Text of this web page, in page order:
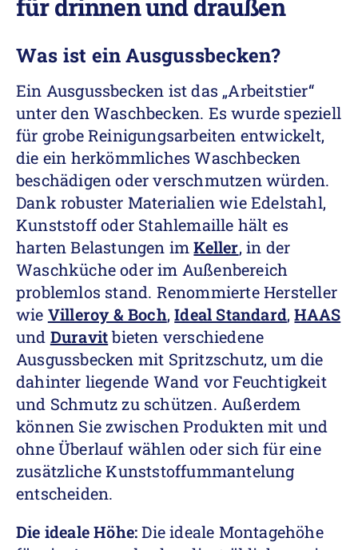
für drinnen und draußen
Was ist ein Ausgussbecken?
Ein Ausgussbecken ist das „Arbeitstier“
unter den Waschbecken. Es wurde speziell
für grobe Reinigungsarbeiten entwickelt,
die ein herkömmliches Waschbecken
beschädigen oder verschmutzen würden.
Dank robuster Materialien wie Edelstahl,
Kunststoff oder Stahlemaille hält es
harten Belastungen imKeller, in der
Waschküche oder im Außenbereich
problemlos stand. Renommierte Hersteller
wie Villeroy & Boch,Ideal Standard,HAAS
und Duravitbieten verschiedene
Ausgussbecken mit Spritzschutz, um die
dahinter liegende Wand vor Feuchtigkeit
und Schmutz zu schützen. Außerdem
können Sie zwischen Produkten mit und
ohne Überlauf wählen oder sich für eine
zusätzliche Kunststoffummantelung
entscheiden.
Die ideale Höhe:Die ideale Montagehöhe